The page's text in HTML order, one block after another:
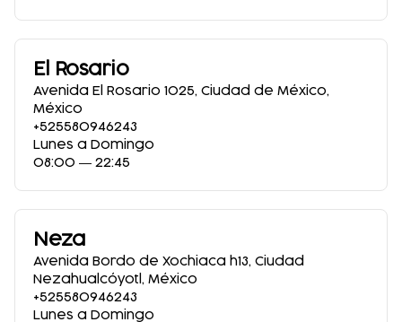
El Rosario
Avenida El Rosario 1025, Ciudad de México,
México
+525580946243
Lunes a Domingo
08:00 ― 22:45
Neza
Avenida Bordo de Xochiaca h13, Ciudad
Nezahualcóyotl , México
+525580946243
Lunes a Domingo